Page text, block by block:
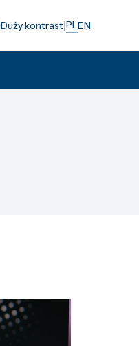
Duży kontrast|PLEN